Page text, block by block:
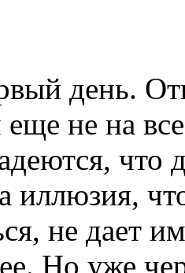
день.
не на
что
иллюзия,
не дает
Но уже